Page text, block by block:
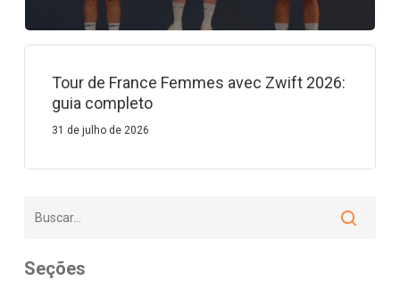
Tour de France Femmes avec Zwift 2026:
guia completo
31 de julho de 2026
Seções